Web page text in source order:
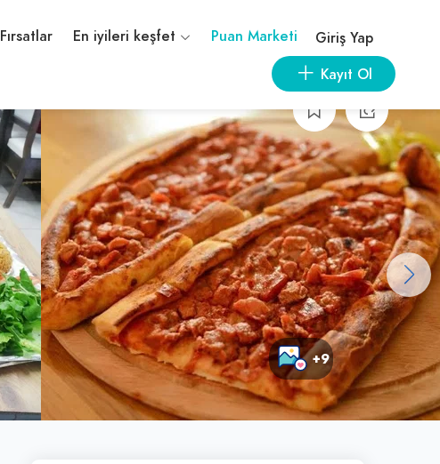
Fırsatlar En iyileri keşfet Puan Marketi
Giriş Yap
Kayıt Ol
+9